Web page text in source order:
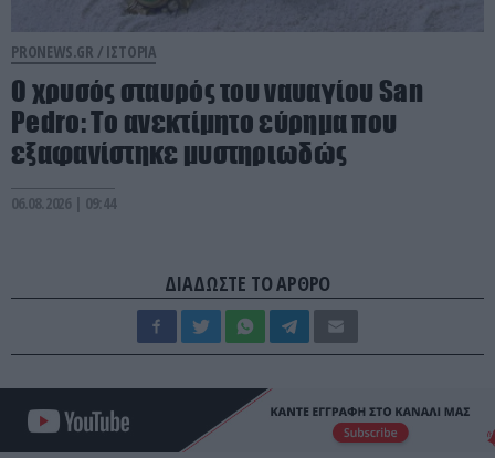
PRONEWS.GR / ΙΣΤΟΡΙΑ
Ο χρυσός σταυρός του ναυαγίου San
Pedro: Το ανεκτίμητο εύρημα που
εξαφανίστηκε μυστηριωδώς
06.08.2026 | 09:44
ΔΙΑΔΩΣΤΕ ΤΟ ΑΡΘΡΟ